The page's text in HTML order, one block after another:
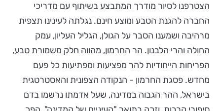
הצטרפנו לסיור מודרך המתבצע בשיתוף עם מדריכי
החברה להגנת הטבע ומוצע חינם. נגלתה לעינינו תצפית
מרהיבה ושמענו הסבר על הגולן, הגליל העליון, עמק
החולה והרי הלבנון. הר החרמון, מהווה חלק משמורת טבע,
הפריחות הייחודיות להר מפציעות ומפתיעות כל פעם
מחדש. פסגת החרמון - הנקודה הצפונית והאסטרטגית
בישראל, ההר הגבוה במדינה, שעל אדמתו נרשמו בדם